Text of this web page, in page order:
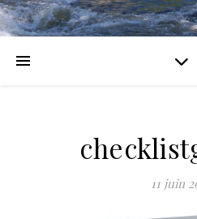
11 juin